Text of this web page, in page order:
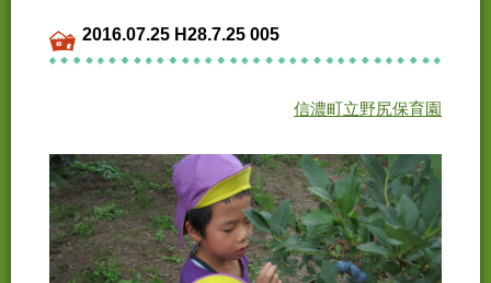
2016.07.25 H28.7.25 005
信濃町立野尻保育園